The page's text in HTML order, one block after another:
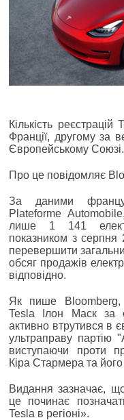
Кількість
Франції, другому за
Європейському Союзі.
Про це повідомляє
За даними
Plateforme
лише 1 141
показником з серпня
перевершити
обсяг продажів
відповідно.
Як пише Bloomberg,
Tesla Ілон Маск за
активно втрутився в
ультраправу партію
виступаючи проти
Кіра Стармера та
Видання зазначає,
це починає
Tesla в регіоні».